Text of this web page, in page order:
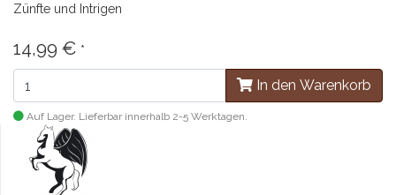
Zünfte und Intrigen
14,99 € *
In den Warenkorb
Auf Lager. Lieferbar innerhalb 2-5 Werktagen.